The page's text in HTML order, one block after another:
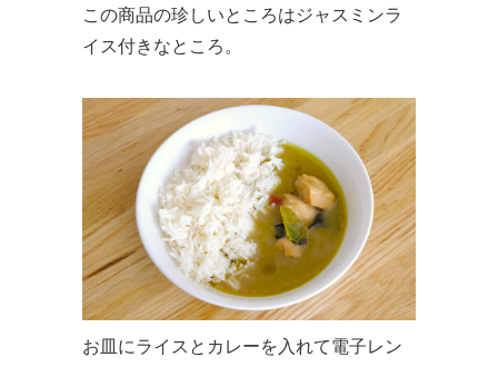
この商品の珍しいところはジャスミンラ
イス付きなところ。
お皿にライスとカレーを入れて電子レン